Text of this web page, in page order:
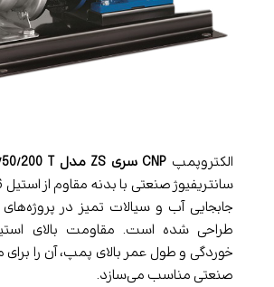
الکتروپمپ CNP سری ZS مدل ZS65/50/200 T
جابجایی آب و سیالات تمیز در
خوردگی و طول عمر بالای پمپ، آن را
صنعتی مناسب می‌سازد.